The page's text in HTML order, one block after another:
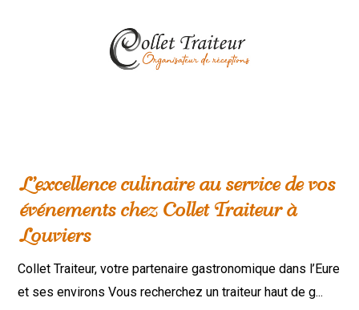
L’excellence culinaire au service de vos
événements chez Collet Traiteur à
Louviers
Collet Traiteur, votre partenaire gastronomique dans l’Eure
et ses environs Vous recherchez un traiteur haut de g...